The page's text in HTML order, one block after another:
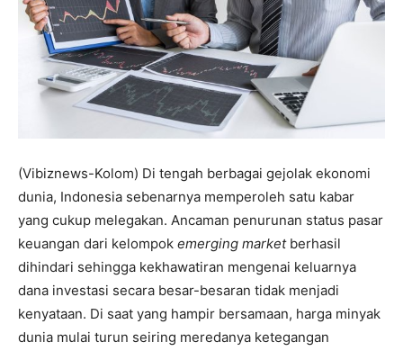
(Vibiznews-Kolom) Di tengah berbagai gejolak ekonomi
dunia, Indonesia sebenarnya memperoleh satu kabar
yang cukup melegakan. Ancaman penurunan status pasar
keuangan dari kelompok emerging marketberhasil
dihindari sehingga kekhawatiran mengenai keluarnya
dana investasi secara besar-besaran tidak menjadi
kenyataan. Di saat yang hampir bersamaan, harga minyak
dunia mulai turun seiring meredanya ketegangan